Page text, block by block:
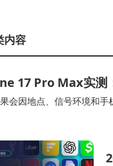
中大型SUV销量榜首
然而，最新数据显示
此，雷军解释称，当
型为YU7。他同时透露
内容
17 Pro Max实测
会因地点、信号环境和
一组很有参考价值的续航